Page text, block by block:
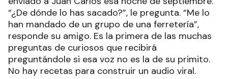
“¿De dónde lo has sacado?”, le pregunta. “Me lo
han mandado de un grupo de una ferretería”,
responde su amigo. Es la primera de las muchas
preguntas de curiosos que recibirá
preguntándole si esa voz no es la de su primito.
No hay recetas para construir un audio viral.